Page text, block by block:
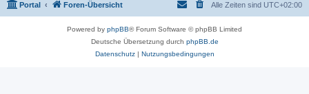
Portal Foren-Übersicht Alle Zeiten sind UTC+02:00
Powered by phpBB® Forum Software © phpBB Limited
Deutsche Übersetzung durch phpBB.de
Datenschutz| Nutzungsbedingungen